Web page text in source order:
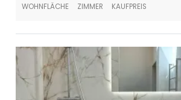
WOHNFLÄCHE ZIMMER KAUFPREIS